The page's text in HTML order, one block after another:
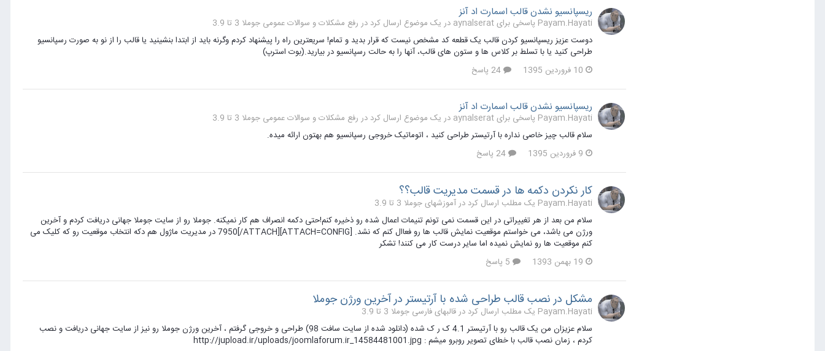
ریسپانسیو نشدن قالب اسمارت اد آنز
Payam.Hayati پاسخی برای aynalserat در یک موضوع ارسال کرد در
رفع مشکلات و سوالات عمومی جوملا 3 تا 3.9
دوست عزیز ریسپانسیو کردن قالب یک قطعه کد مشخص نیست که قرار بدید و تمام! سریعترین راه را پیشنهاد کردم وگرنه باید از ابتدا بنشینید یا قالب را از نو به صورت رسپانسیو
طراحی کنید یا با تسلط بر کلاس ها و ستون های قالب، آنها را به حالت رسپانسیو در بیارید.(بوت استرپ)
10 فروردین 1395
ریسپانسیو نشدن قالب اسمارت اد آنز
Payam.Hayati پاسخی برای aynalserat در یک موضوع ارسال کرد در
رفع مشکلات و سوالات عمومی جوملا 3 تا 3.9
سلام قالب چیز خاصی نداره با آرتیستر طراحی کنید ، اتوماتیک خروجی رسپانسیو هم بهتون ارائه میده.
9 فروردین 1395
کار نکردن دکمه ها در قسمت مدیریت قالب؟؟
Payam.Hayati یک مطلب ارسال کرد در
آموزشهای جوملا 3 تا 3.9
سلام من بعد از هر تغییراتی در این قسمت نمی تونم تنیمات اعمال شده رو ذخیره کنم!حتی دکمه انصراف هم کار نمیکنه. جوملا رو از سایت جوملا جهانی دریافت کردم و آخرین
ورژن می باشد، می خواستم موقعیت نمایش قالب ها رو فعاال کنم که نشد. [ATTACH=CONFIG]7950[/ATTACH] در مدیریت ماژول هم دکه انتخاب موقعیت رو که کلیک می
کنم موقعیت ها رو نمایش نمیده اما سایر درست کار می کنند! تشکر
19 بهمن 1393
مشکل در نصب قالب طراحی شده با آرتیستر در آخرین ورژن جوملا
Payam.Hayati یک مطلب ارسال کرد در
قالبهای فارسی جوملا 3 تا 3.9
سلام عزیزان من یک قالب رو با آرتیستر 4.1 ک ر ک شده (دانلود شده از سایت سافت 98) طراحی و خروجی گرفتم ، آخرین ورژن جوملا رو نیز از سایت جهانی دریافت و نصب
کردم ، زمان نصب قالب با خطای تصویر روبرو میشم : http://jupload.ir/uploads/joomlaforum.ir_14584481001.jpg